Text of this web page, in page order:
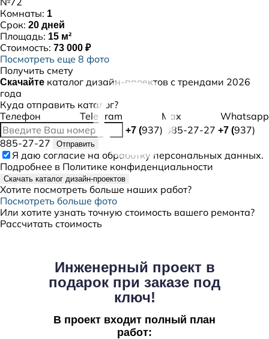
Комнаты: 1
Срок: 20 дней
Площадь: 15 м²
Стоимость: 73 000 ₽
Посмотреть еще 8 фото
Получить смету
Скачайте каталог дизайн-проектов с трендами 2026
года
Куда отправить каталог?
Телефон
Telegram Max Whatsapp
+7 (937) 885-27-27 +7 (937)
885-27-27
Отправить
Я даю согласие на обработку персональных данных.
Подробнее в Политике конфиденциальности
Скачать каталог дизайн-проектов
Хотите посмотреть больше наших работ?
Посмотреть больше фото
Или хотите узнать точную стоимость вашего ремонта?
Рассчитать стоимость
Инженерный проект в
подарок при заказе под
ключ!
В проект входит полный план
работ: